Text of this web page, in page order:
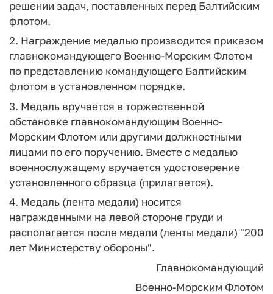
решении задач, поставленных перед Балтийским
флотом.
2. Награждение медалью производится приказом
главнокомандующего Военно-Морским Флотом
по представлению командующего Балтийским
флотом в установленном порядке.
3. Медаль вручается в торжественной
обстановке главнокомандующим Военно-
Морским Флотом или другими должностными
лицами по его поручению. Вместе с медалью
военнослужащему вручается удостоверение
установленного образца (прилагается).
4. Медаль (лента медали) носится
награжденными на левой стороне груди и
располагается после медали (ленты медали) "200
лет Министерству обороны".
Главнокомандующий
Военно-Морским Флотом